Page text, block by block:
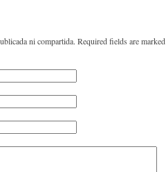
ni compartida. Required fields are marked